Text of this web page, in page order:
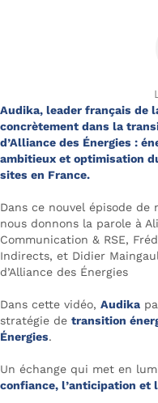
Audika, leader français de
concrètement dans la
d’Alliance des Énergies :
ambitieux et optimisation
sites en France.
Dans ce nouvel épisode de
nous donnons la parole à
Communication & RSE,
Indirects, et Didier
d’Alliance des Énergies
Dans cette vidéo, Audika
stratégie de transition
Énergies.
Un échange qui met en
confiance, l’anticipation et